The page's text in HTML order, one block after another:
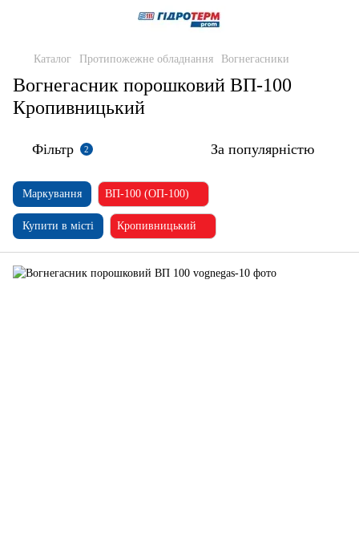
Каталог Протипожежне обладнання Вогнегасники
Вогнегасник порошковий ВП-100
Кропивницький
Фільтр 2 За популярністю
Маркування ВП-100 (ОП-100)
Купити в місті Кропивницький